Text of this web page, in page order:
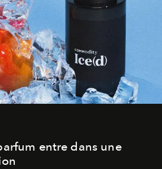
entre dans une